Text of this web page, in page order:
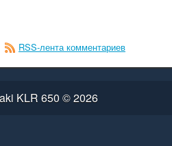
RSS-лента комментариев
KLR 650 © 2026